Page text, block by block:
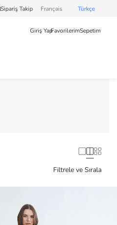
Sipariş Takip Français Türkçe
Giriş YapFavorilerimSepetim
Filtrele ve Sırala